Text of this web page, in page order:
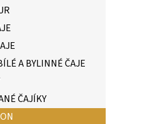
A BYLINNÉ ČAJE
ČAJÍKY